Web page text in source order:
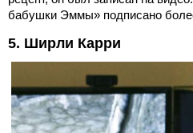
бабушки Эммы» подписано
5. Ширли Карри